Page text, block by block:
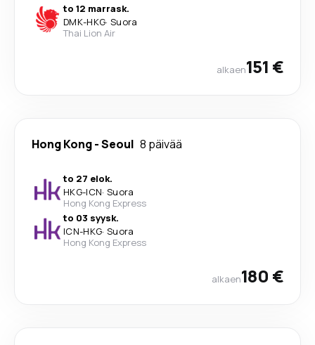
to 12 marrask.
DMK-HKG· Suora
Thai Lion Air
alkaen151 €
Hong Kong-Seoul 8 päivää
to 27 elok.
HKG-ICN· Suora
Hong Kong Express
to 03 syysk.
ICN-HKG· Suora
Hong Kong Express
alkaen180 €